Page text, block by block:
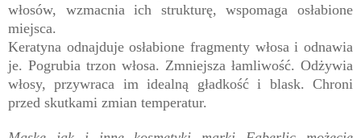
włosów, wzmacnia ich strukturę, wspomaga osłabione
miejsca.
Keratyna odnajduje osłabione fragmenty włosa i odnawia
je. Pogrubia trzon włosa. Zmniejsza łamliwość. Odżywia
włosy, przywraca im idealną gładkość i blask. Chroni
przed skutkami zmian temperatur.